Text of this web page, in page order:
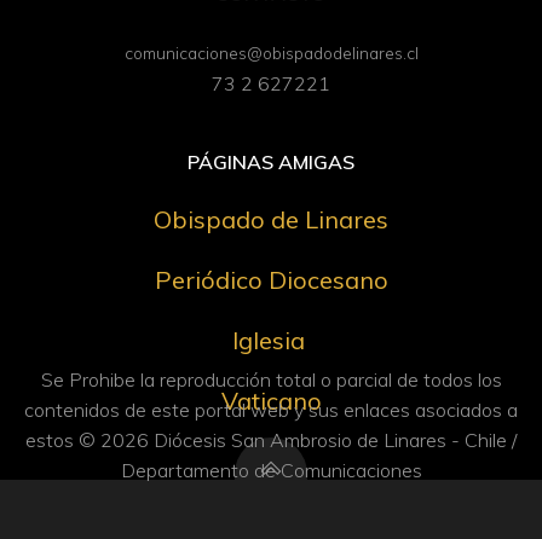
comunicaciones@obispadodelinares.cl
73 2 627221
PÁGINAS AMIGAS
Obispado de Linares
Periódico Diocesano
Iglesia
Vaticano
Se Prohibe la reproducción total o parcial de todos los
contenidos de este portal web y sus enlaces asociados a
estos © 2026 Diócesis San Ambrosio de Linares - Chile /
Departamento de Comunicaciones